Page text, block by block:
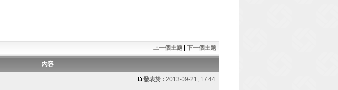
上一個主題 下一個主題
內容
發表於 : 2013-09-21, 17:44